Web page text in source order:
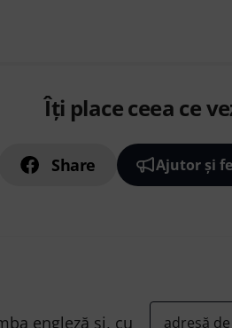
Îți place ceea ce
Share Ajutor și
engleză și, cu
adresă